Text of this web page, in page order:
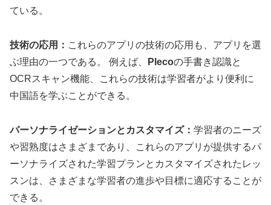
ている。
技術の応用： これらのアプリの技術の応用も、アプリを選
ぶ理由の一つである。 例えば、
Plecoの手書き認識と
OCRスキャン機能、これらの技術は学習者がより便利に
中国語を学ぶことができる。
パーソナライゼーションとカスタマイズ： 学習者のニーズ
や習熟度はさまざまであり、これらのアプリが提供するパ
ーソナライズされた学習プランとカスタマイズされたレッ
スンは、さまざまな学習者の進歩や目標に適応することが
できる。